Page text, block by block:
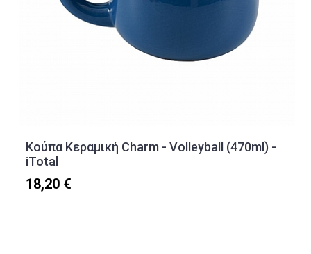
Κούπα Κεραμική Charm - Volleyball (470ml) -
iTotal
18,20 €